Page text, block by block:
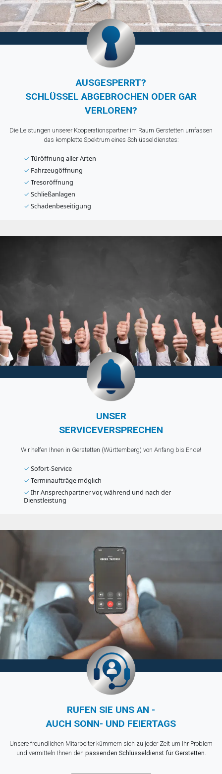
AUSGESPERRT?
SCHLÜSSEL ABGEBROCHEN ODER GAR
VERLOREN?
Die Leistungen unserer Kooperationspartner im Raum Gerstetten umfassen
das komplette Spektrum eines Schlüsseldienstes:
✓ Türöffnung aller Arten
✓ Fahrzeugöffnung
✓ Tresoröffnung
✓ Schließanlagen
✓ Schadenbeseitigung
UNSER
SERVICEVERSPRECHEN
Wir helfen Ihnen in Gerstetten (Württemberg) von Anfang bis Ende!
✓ Sofort-Service
✓ Terminaufträge möglich
✓ Ihr Ansprechpartner vor, während und nach der
Dienstleistung
RUFEN SIE UNS AN -
AUCH SONN- UND FEIERTAGS
Unsere freundlichen Mitarbeiter kümmern sich zu jeder Zeit um Ihr Problem
und vermitteln Ihnen den passenden Schlüsseldienst für Gerstetten.